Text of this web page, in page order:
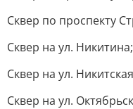
Сквер по проспекту
Сквер на ул. Никитина;
Сквер на ул.
Сквер на ул.